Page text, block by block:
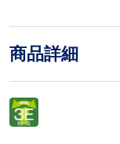
商品詳細